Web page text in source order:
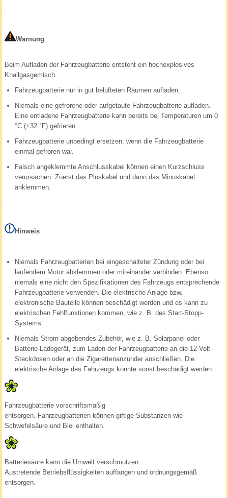
Warnung
Beim Aufladen der Fahrzeugbatterie entsteht ein hochexplosives
Knallgasgemisch.
Fahrzeugbatterie nur in gut belüfteten Räumen aufladen.
Niemals eine gefrorene oder aufgetaute Fahrzeugbatterie aufladen.
Eine entladene Fahrzeugbatterie kann bereits bei Temperaturen um 0
°C (+32 °F) gefrieren.
Fahrzeugbatterie unbedingt ersetzen, wenn die Fahrzeugbatterie
einmal gefroren war.
Falsch angeklemmte Anschlusskabel können einen Kurzschluss
verursachen. Zuerst das Pluskabel und dann das Minuskabel
anklemmen.
Hinweis
Niemals Fahrzeugbatterien bei eingeschalteter Zündung oder bei
laufendem Motor abklemmen oder miteinander verbinden. Ebenso
niemals eine nicht den Spezifikationen des Fahrzeugs entsprechende
Fahrzeugbatterie verwenden. Die elektrische Anlage bzw.
elektronische Bauteile können beschädigt werden und es kann zu
elektrischen Fehlfunktionen kommen, wie z. B. des Start-Stopp-
Systems.
Niemals Strom abgebendes Zubehör, wie z. B. Solarpanel oder
Batterie-Ladegerät, zum Laden der Fahrzeugbatterie an die 12-Volt-
Steckdosen oder an die Zigarettenanzünder anschließen. Die
elektrische Anlage des Fahrzeugs könnte sonst beschädigt werden.
Fahrzeugbatterie vorschriftsmäßig
entsorgen. Fahrzeugbatterien können giftige Substanzen wie
Schwefelsäure und Blei enthalten.
Batteriesäure kann die Umwelt verschmutzen.
Austretende Betriebsflüssigkeiten auffangen und ordnungsgemäß
entsorgen.